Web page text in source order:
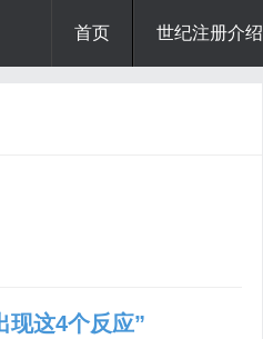
首页 世纪注册介绍
现这4个反应”